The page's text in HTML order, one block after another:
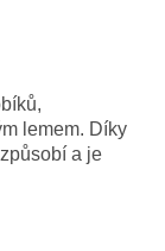
lemem. Díky
a je